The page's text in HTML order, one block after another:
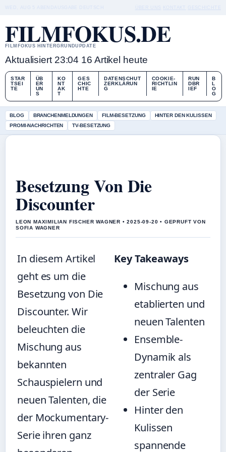
WED, AUG 5
FILMFOKUS.DE
FILMFOKUS HINTERGRUNDUPDATE
Aktualisiert 23:04 16 Artikel heute
STAR
TSEI
TE
ÜB
ER
UN
S
KO
NT
AK
T
GES
CHIC
HTE
DATENSCHUT
ZERKLÄRUN
G
COOKIE-
RICHTLIN
IE
RUN
DBR
IEF
B
L
O
G
BLOG BRANCHENMELDUNGEN FILM-BESETZUNG
HINTER DEN KULISSEN
PROMI-NACHRICHTEN
TV-BESETZUNG
Besetzung Von Die
Discounter
LEON MAXIMILIAN FISCHER WAGNER • 2025-09-20 • GEPRUFT VON
SOFIA WAGNER
In diesem Artikel
geht es um die
Besetzung von Die
Discounter. Wir
beleuchten die
Mischung aus
bekannten
Schauspielern und
neuen Talenten, die
der Mockumentary-
Serie ihren ganz
Key Takeaways
Mischung aus
etablierten und
neuen Talenten
Ensemble-
Dynamik als
zentraler Gag
der Serie
Hinter den
Kulissen
spannende